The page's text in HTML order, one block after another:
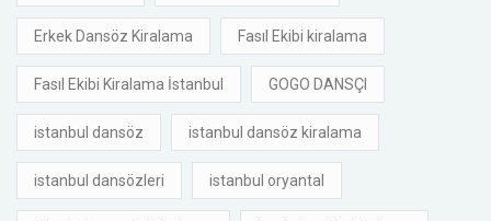
Erkek Dansöz Kiralama Fasıl Ekibi kiralama
Fasıl Ekibi Kiralama İstanbul GOGO DANSÇI
istanbul dansöz istanbul dansöz kiralama
istanbul dansözleri istanbul oryantal